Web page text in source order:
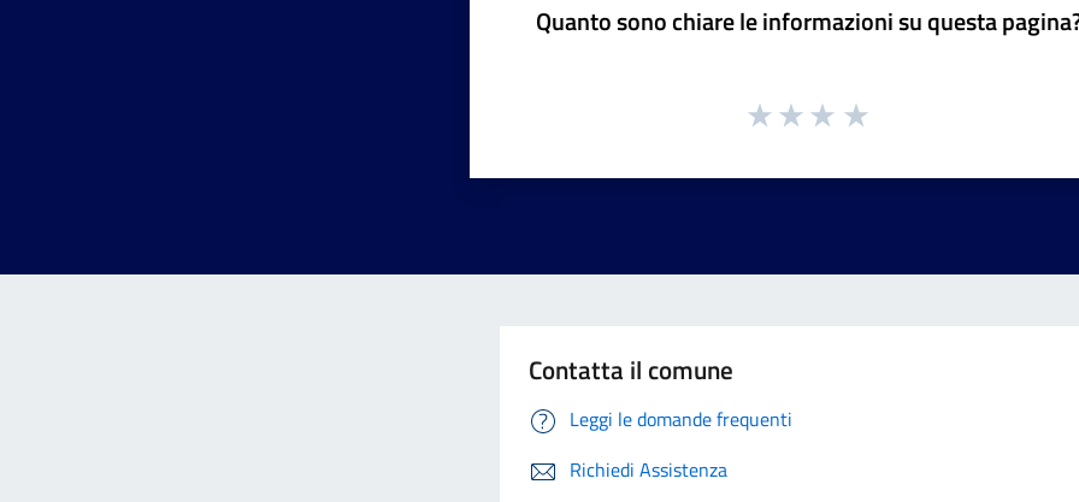
Quanto sono chiare le informazioni su questa
Contatta il comune
Leggi le domande frequenti
Richiedi Assistenza